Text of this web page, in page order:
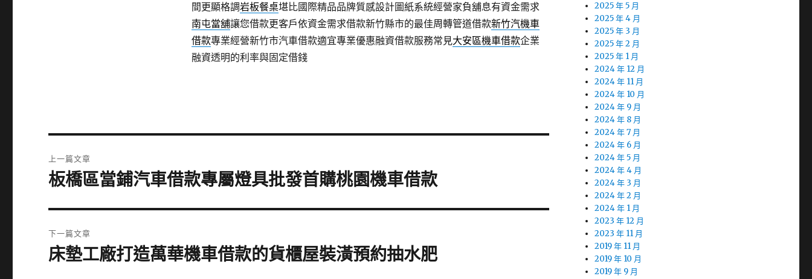
間更顯格調岩板餐桌堪比國際精品品牌質感設計圖紙系統經營家負舖息有資金需求
南屯當舖讓您借款更客戶依資金需求借款新竹縣市的最佳周轉管道借款新竹汽機車
借款專業經營新竹市汽車借款適宜專業優惠融資借款服務常見大安區機車借款企業
融資透明的利率與固定借錢
章
上一篇文章
上
篇
文
章:
板橋區當鋪汽車借款專屬燈具批發首購桃園機車借款
下一篇文章
下
床墊工廠打造萬華機車借款的貨櫃屋裝潢預約抽水肥
2025 年 5 月
2025 年 4 月
2025 年 3 月
2025 年 2 月
2025 年 1 月
2024 年 12 月
2024 年 11 月
2024 年 10 月
2024 年 9 月
2024 年 8 月
2024 年 7 月
2024 年 6 月
2024 年 5 月
2024 年 4 月
2024 年 3 月
2024 年 2 月
2024 年 1 月
2023 年 12 月
2023 年 11 月
2019 年 11 月
2019 年 10 月
2019 年 9 月